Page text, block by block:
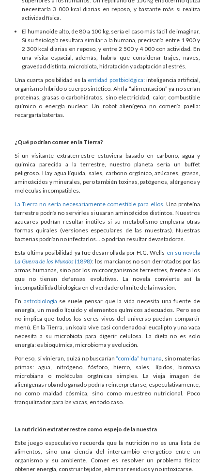
necesitaría 3 000 kcal diarias en reposo, y bastante más si realiza
actividad física.
El humanoide alto, de 80 a 100 kg, sería el caso más fácil de imaginar.
Si su fisiología resultara similar a la humana, precisaría entre 1 900 y
2 300 kcal diarias en reposo, y entre 2 500 y 4 000 con actividad. En
una visita espacial, además, habría que considerar trajes, naves,
gravedad distinta, microbiota, hidratación y adaptación al estrés.
Una cuarta posibilidad es la entidad postbiológica: inteligencia artificial,
organismo híbrido o cuerpo sintético. Ahí la “alimentación” ya no serían
proteínas, grasas o carbohidratos, sino electricidad, calor, combustible
químico o energía nuclear. Un robot alienígena no comería paella:
recargaría baterías.
¿Qué podrían comer en la Tierra?
Si un visitante extraterrestre estuviera basado en carbono, agua y
química parecida a la terrestre, nuestro planeta sería un buffet
peligroso. Hay agua líquida, sales, carbono orgánico, azúcares, grasas,
aminoácidos y minerales, pero también toxinas, patógenos, alérgenos y
moléculas incompatibles.
La Tierra no sería necesariamente comestible para ellos . Una proteína
terrestre podría no servirles si usaran aminoácidos distintos. Nuestros
azúcares podrían resultar inútiles si su metabolismo empleara otras
formas quirales (versiones especulares de las muestras). Nuestras
bacterias podrían no infectarlos… o podrían resultar devastadoras.
Esta última posibilidad ya fue desarrollada por H.G. Wells en su novela
La Guerra de los Mundos(1898): los marcianos no son derrotados por las
armas humanas, sino por los microorganismos terrestres, frente a los
que no tienen defensas evolutivas. La novela convierte así la
incompatibilidad biológica en el verdadero límite de la invasión.
En astrobiología se suele pensar que la vida necesita una fuente de
energía, un medio líquido y elementos químicos adecuados. Pero eso
no implica que todos los seres vivos del universo puedan compartir
menú. En la Tierra, un koala vive casi condenado al eucalipto y una vaca
necesita a su microbiota para digerir celulosa. La dieta no es solo
energía: es bioquímica, microbioma y evolución.
Por eso, si vinieran, quizá no buscarían “comida” humana , sino materias
primas: agua, nitrógeno, fósforo, hierro, sales, lípidos, biomasa
microbiana o moléculas orgánicas simples. La vieja imagen de
alienígenas robando ganado podría reinterpretarse, especulativamente,
no como maldad cósmica, sino como muestreo nutricional. Poco
tranquilizador para las vacas, en todo caso.
La nutrición extraterrestre como espejo de la nuestra
Este juego especulativo recuerda que la nutrición no es una lista de
alimentos, sino una ciencia del intercambio energético entre un
organismo y su ambiente. Comer es resolver un problema físico:
obtener energía, construir tejidos, eliminar residuos y no intoxicarse.